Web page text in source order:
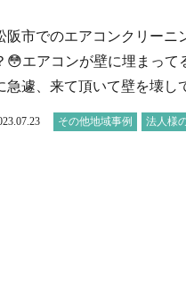
阪市でのエアコンクリーニ
😳エアコンが壁に埋まって
急遽、来て頂いて壁を壊し
その他地域事例 法人様